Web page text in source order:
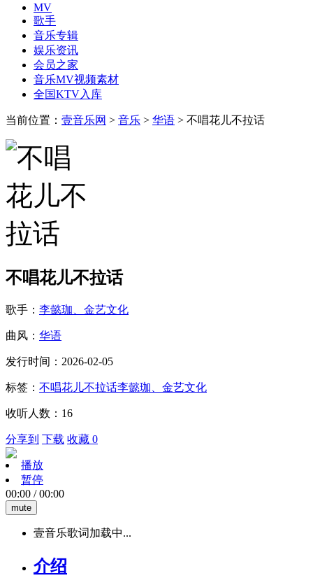
MV
歌手
音乐专辑
娱乐资讯
会员之家
音乐MV视频素材
全国KTV入库
当前位置： 壹音乐网 > 音乐 > 华语 > 不唱花儿不拉话
不唱花儿不拉话
歌手： 李懿珈、金艺文化
曲风： 华语
发行时间：2026-02-05
标签： 不唱花儿不拉话李懿珈、金艺文化
收听人数：16
分享到 下载 收藏 0
播放
暂停
00:00 /00:00
mute
壹音乐歌词加载中...
介绍